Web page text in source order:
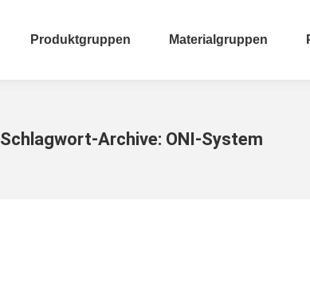
Produktgruppen Materialgruppen
Schlagwort-Archive: ONI-System
Produktgruppen Materialgruppen